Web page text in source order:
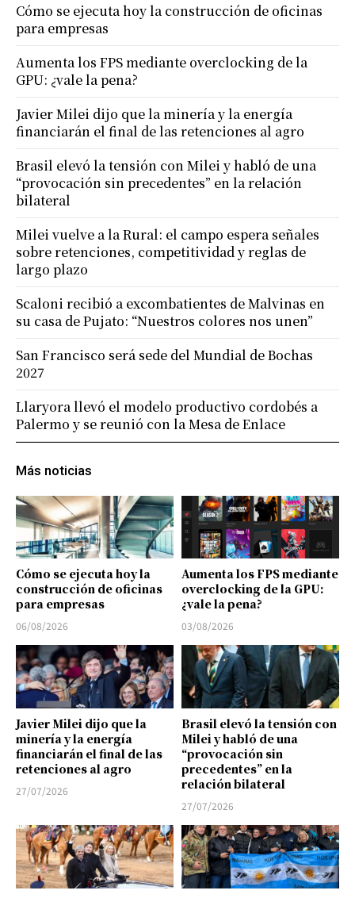
Más noticias
Cómo se ejecuta hoy la
construcción de oficinas
para empresas
06/08/2026
Aumenta los FPS mediante
overclocking de la GPU:
¿vale la pena?
03/08/2026
Javier Milei dijo que la
minería y la energía
financiarán el final de las
retenciones al agro
27/07/2026
Brasil elevó la tensión con
Milei y habló de una
“provocación sin
precedentes” en la
relación bilateral
27/07/2026
Cómo se ejecuta hoy la construcción de oficinas
para empresas
Aumenta los FPS mediante overclocking de la
GPU: ¿vale la pena?
Javier Milei dijo que la minería y la energía
financiarán el final de las retenciones al agro
Brasil elevó la tensión con Milei y habló de una
“provocación sin precedentes” en la relación
bilateral
Milei vuelve a la Rural: el campo espera señales
sobre retenciones, competitividad y reglas de
largo plazo
Scaloni recibió a excombatientes de Malvinas en
su casa de Pujato: “Nuestros colores nos unen”
San Francisco será sede del Mundial de Bochas
2027
Llaryora llevó el modelo productivo cordobés a
Palermo y se reunió con la Mesa de Enlace